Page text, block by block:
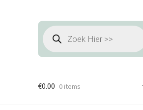
Producten
zoeken
€0.00 0 items